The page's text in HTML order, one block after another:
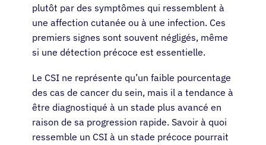
plutôt par des symptômes qui ressemblent à
une affection cutanée ou à une infection. Ces
premiers signes sont souvent négligés, même
si une détection précoce est essentielle.
Le CSI ne représente qu’un faible pourcentage
des cas de cancer du sein, mais il a tendance à
être diagnostiqué à un stade plus avancé en
raison de sa progression rapide. Savoir à quoi
ressemble un CSI à un stade précoce pourrait